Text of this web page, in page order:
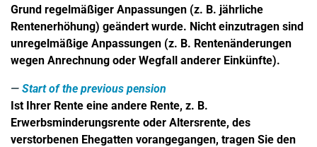
Grund regelmäßiger Anpassungen (z. B. jährliche
Rentenerhöhung) geändert wurde. Nicht einzutragen sind
unregelmäßige Anpassungen (z. B. Rentenänderungen
wegen Anrechnung oder Wegfall anderer Einkünfte).
Start of the previous pension
Ist Ihrer Rente eine andere Rente, z. B.
Erwerbsminderungsrente oder Altersrente, des
verstorbenen Ehegatten vorangegangen, tragen Sie den